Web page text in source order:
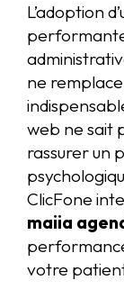
L’adoption
ne
web ne sait
rassurer un
ClicFone
maiia
votre